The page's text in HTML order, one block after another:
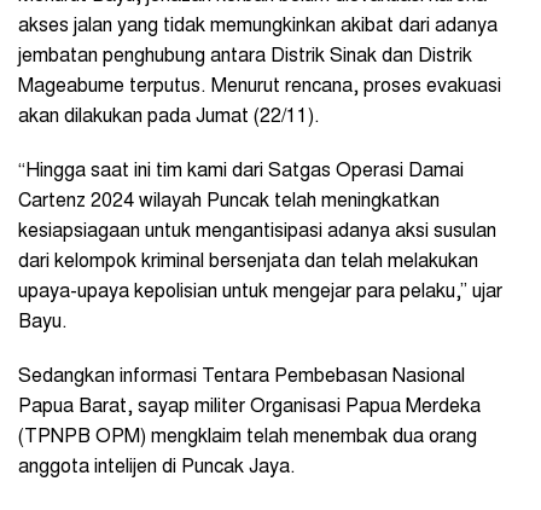
akses jalan yang tidak memungkinkan akibat dari adanya
jembatan penghubung antara Distrik Sinak dan Distrik
Mageabume terputus. Menurut rencana, proses evakuasi
akan dilakukan pada Jumat (22/11).
“Hingga saat ini tim kami dari Satgas Operasi Damai
Cartenz 2024 wilayah Puncak telah meningkatkan
kesiapsiagaan untuk mengantisipasi adanya aksi susulan
dari kelompok kriminal bersenjata dan telah melakukan
upaya-upaya kepolisian untuk mengejar para pelaku,” ujar
Bayu.
Sedangkan informasi Tentara Pembebasan Nasional
Papua Barat, sayap militer Organisasi Papua Merdeka
(TPNPB OPM) mengklaim telah menembak dua orang
anggota intelijen di Puncak Jaya.